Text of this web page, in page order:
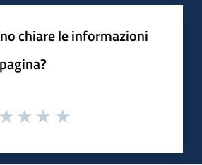
chiare le informazioni